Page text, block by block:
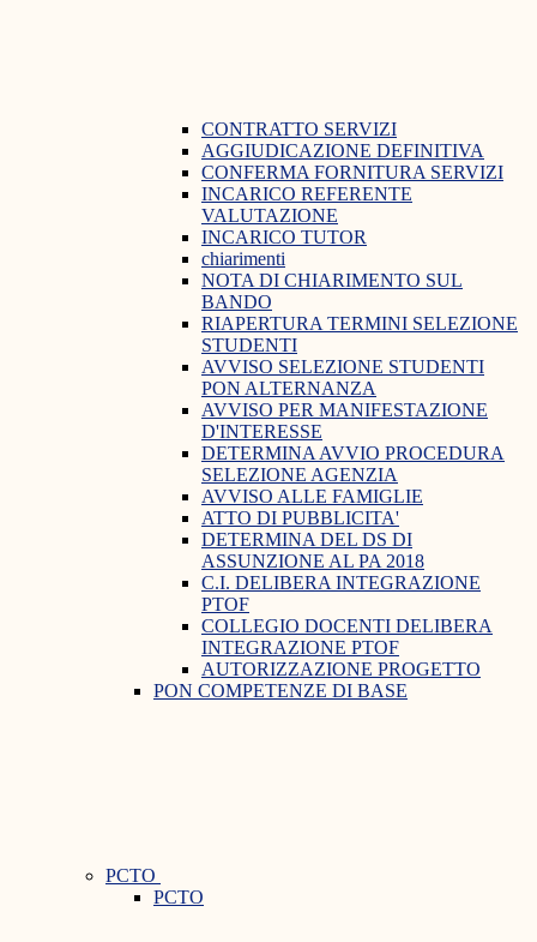
CONTRATTO SERVIZI
AGGIUDICAZIONE DEFINITIVA
CONFERMA FORNITURA SERVIZI
INCARICO REFERENTE
VALUTAZIONE
INCARICO TUTOR
chiarimenti
NOTA DI CHIARIMENTO SUL
BANDO
RIAPERTURA TERMINI SELEZIONE
STUDENTI
AVVISO SELEZIONE STUDENTI
PON ALTERNANZA
AVVISO PER MANIFESTAZIONE
D'INTERESSE
DETERMINA AVVIO PROCEDURA
SELEZIONE AGENZIA
AVVISO ALLE FAMIGLIE
ATTO DI PUBBLICITA'
DETERMINA DEL DS DI
ASSUNZIONE AL PA 2018
C.I. DELIBERA INTEGRAZIONE
PTOF
COLLEGIO DOCENTI DELIBERA
INTEGRAZIONE PTOF
AUTORIZZAZIONE PROGETTO
PON COMPETENZE DI BASE
PCTO
PCTO